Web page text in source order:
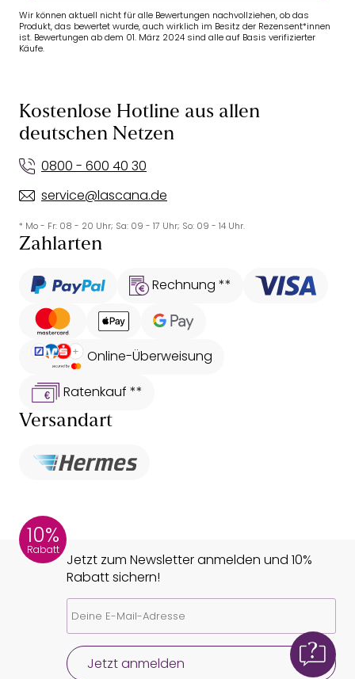
Wir können aktuell nicht für alle Bewertungen nachvollziehen, ob das
Produkt, das bewertet wurde, auch wirklich im Besitz der Rezensent*innen
ist. Bewertungen ab dem 01. März 2024 sind alle auf Basis verifizierter
Käufe.
Kostenlose Hotline aus allen
deutschen Netzen
0800 - 600 40 30
service@lascana.de
* Mo - Fr: 08 - 20 Uhr; Sa: 09 - 17 Uhr; So: 09 - 14 Uhr.
Zahlarten
Rechnung **
Online-Überweisung
Ratenkauf **
Versandart
10%
Rabatt
Jetzt zum Newsletter anmelden und 10%
Rabatt sichern!
Jetzt anmelden